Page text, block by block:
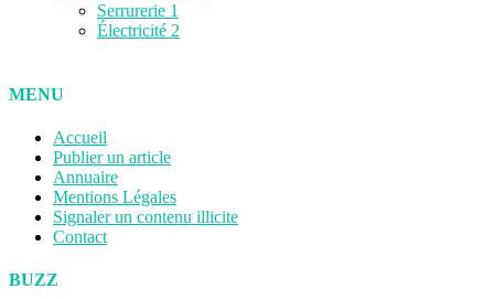
Serrurerie 1
Électricité 2
MENU
Accueil
Publier un article
Annuaire
Mentions Légales
Signaler un contenu illicite
Contact
BUZZ